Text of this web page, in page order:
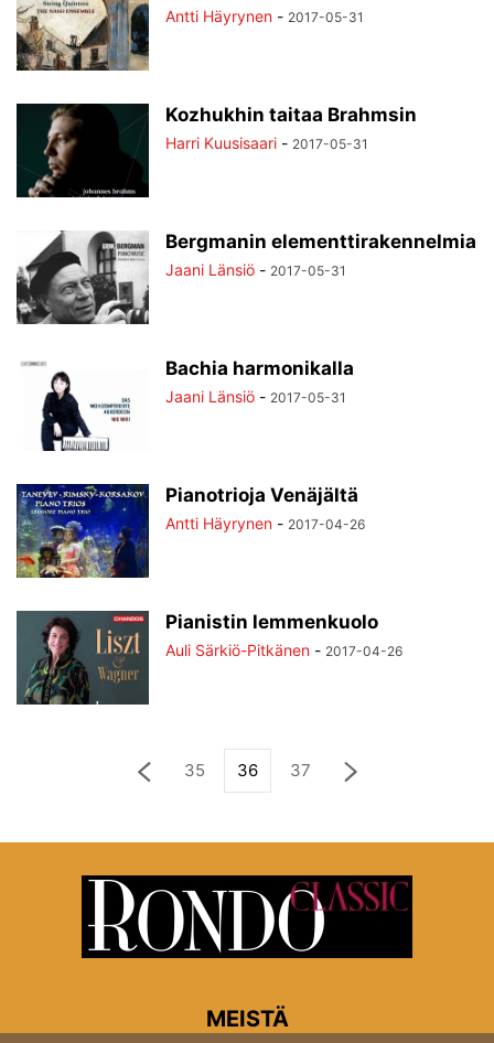
Antti Häyrynen - 2017-05-31
Kozhukhin taitaa Brahmsin
Harri Kuusisaari - 2017-05-31
Bergmanin elementtirakennelmia
Jaani Länsiö - 2017-05-31
Bachia harmonikalla
Jaani Länsiö - 2017-05-31
Pianotrioja Venäjältä
Antti Häyrynen - 2017-04-26
Pianistin lemmenkuolo
Auli Särkiö-Pitkänen - 2017-04-26
35 36 37
MEISTÄ